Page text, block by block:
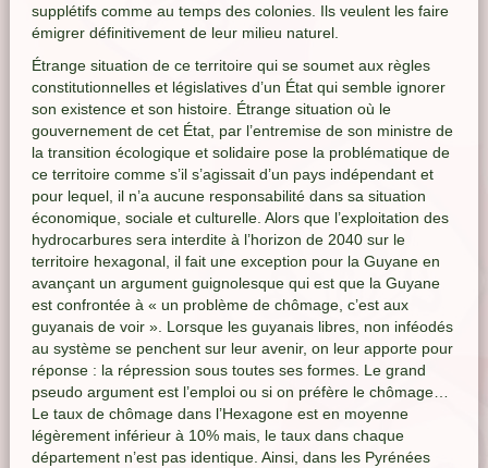
supplétifs comme au temps des colonies. Ils veulent les faire
émigrer définitivement de leur milieu naturel.
Étrange situation de ce territoire qui se soumet aux règles
constitutionnelles et législatives d’un État qui semble ignorer
son existence et son histoire. Étrange situation où le
gouvernement de cet État, par l’entremise de son ministre de
la transition écologique et solidaire pose la problématique de
ce territoire comme s’il s’agissait d’un pays indépendant et
pour lequel, il n’a aucune responsabilité dans sa situation
économique, sociale et culturelle. Alors que l’exploitation des
hydrocarbures sera interdite à l’horizon de 2040 sur le
territoire hexagonal, il fait une exception pour la Guyane en
avançant un argument guignolesque qui est que la Guyane
est confrontée à « un problème de chômage, c’est aux
guyanais de voir ». Lorsque les guyanais libres, non inféodés
au système se penchent sur leur avenir, on leur apporte pour
réponse : la répression sous toutes ses formes. Le grand
pseudo argument est l’emploi ou si on préfère le chômage…
Le taux de chômage dans l’Hexagone est en moyenne
légèrement inférieur à 10% mais, le taux dans chaque
département n’est pas identique. Ainsi, dans les Pyrénées